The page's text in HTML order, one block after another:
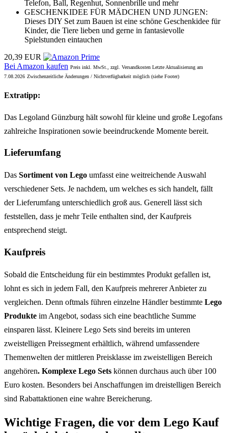
Telefon, Ball, Regenhut, Sonnenbrille und mehr
GESCHENKIDEE FÜR MÄDCHEN UND JUNGEN:
Dieses DIY Set zum Bauen ist eine schöne Geschenkidee für
Kinder, die Tiere lieben und gerne in fantasievolle
Spielstunden eintauchen
20,39 EUR
Bei Amazon kaufen Preis inkl. MwSt., zzgl. Versandkosten Letzte Aktualisierung am
7.08.2026 Zwischenzeitliche Änderungen / Nichtverfügbarkeit möglich (siehe Footer)
Extratipp:
Das Legoland Günzburg hält sowohl für kleine und große Legofans
zahlreiche Inspirationen sowie beeindruckende Momente bereit.
Lieferumfang
Das Sortiment von Lego umfasst eine weitreichende Auswahl
verschiedener Sets. Je nachdem, um welches es sich handelt, fällt
der Lieferumfang unterschiedlich groß aus. Generell lässt sich
feststellen, dass je mehr Teile enthalten sind, der Kaufpreis
entsprechend steigt.
Kaufpreis
Sobald die Entscheidung für ein bestimmtes Produkt gefallen ist,
lohnt es sich in jedem Fall, den Kaufpreis mehrerer Anbieter zu
vergleichen. Denn oftmals führen einzelne Händler bestimmte Lego
Produkte im Angebot, sodass sich eine beachtliche Summe
einsparen lässt. Kleinere Lego Sets sind bereits im unteren
zweistelligen Preissegment erhältlich, während umfassendere
Themenwelten der mittleren Preisklasse im zweistelligen Bereich
angehören. Komplexe Lego Sets können durchaus auch über 100
Euro kosten. Besonders bei Anschaffungen im dreistelligen Bereich
sind Rabattaktionen eine wahre Bereicherung.
Wichtige Fragen, die vor dem Lego Kauf